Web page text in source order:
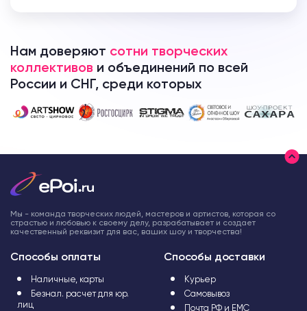
Нам доверяют сотни творческих
коллективов и объединений по всей
России и СНГ, среди которых
Мы - команда творческих людей, мастеров и артистов, которая со
страстью и любовью к своему делу, разрабатывает и создает
качественный реквизит для вас, ваших шоу и творчества!
Способы оплаты
Наличные, карты
Безнал. расчет для юр.
лиц
Способы доставки
Курьер
Самовывоз
Почта РФ и ЕМС